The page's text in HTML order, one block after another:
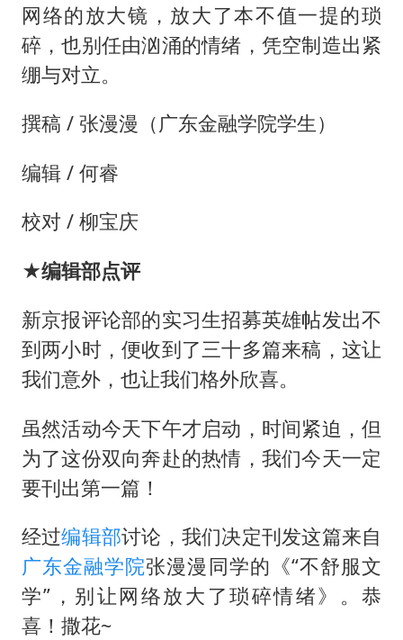
网络的放大镜，放大了本不值一提的琐
碎，也别任由汹涌的情绪，凭空制造出紧
绷与对立。
撰稿 / 张漫漫（广东金融学院学生）
编辑 / 何睿
校对 / 柳宝庆
★编辑部点评
新京报评论部的实习生招募英雄帖发出不
到两小时，便收到了三十多篇来稿，这让
我们意外，也让我们格外欣喜。
虽然活动今天下午才启动，时间紧迫，但
为了这份双向奔赴的热情，我们今天一定
要刊出第一篇！
经过编辑部讨论，我们决定刊发这篇来自
广东金融学院张漫漫同学的《“不舒服文
学”，别让网络放大了琐碎情绪》。恭
喜！撒花~